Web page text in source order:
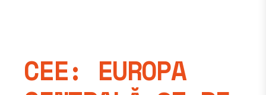
CEE: EUROPA